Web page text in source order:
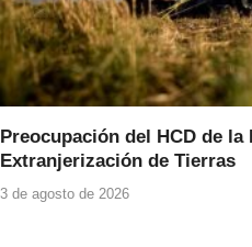
Preocupación del HCD de
Extranjerización de Tierras
3 de agosto de 2026